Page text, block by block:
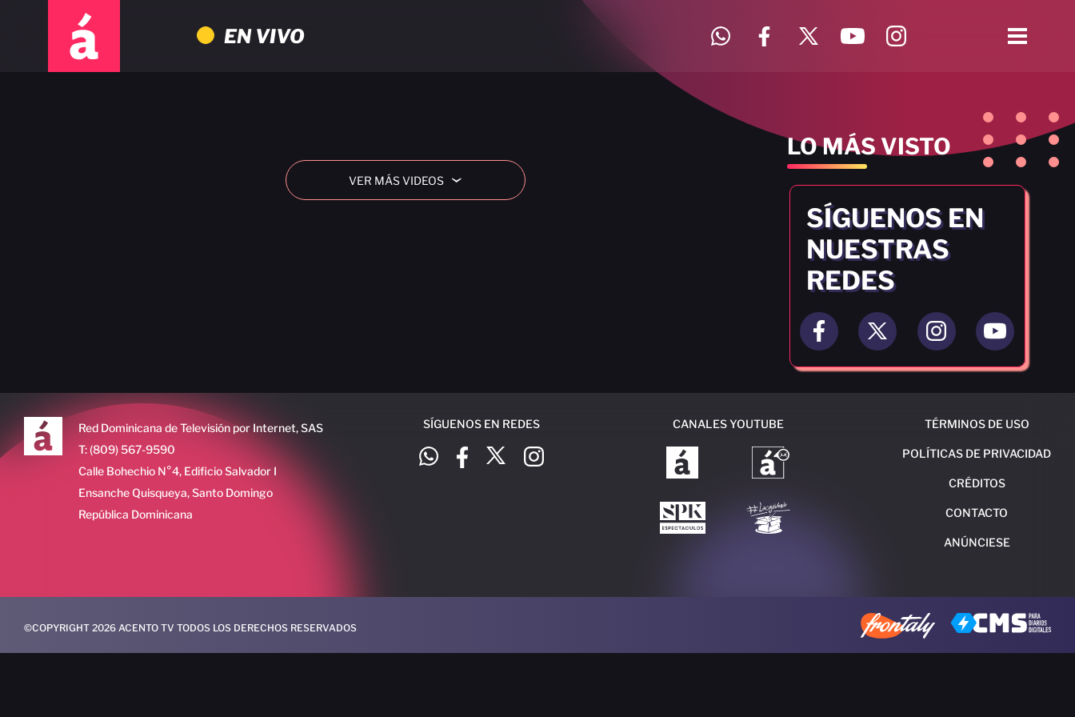
EN VIVO
LO MÁS VISTO
SÍGUENOS EN
NUESTRAS
REDES
VER MÁS VIDEOS ›
Red Dominicana de Televisión por Internet, SAS
T: (809) 567-9590
Calle Bohechio N°4, Edificio Salvador I
Ensanche Quisqueya, Santo Domingo
República Dominicana
CANALES YOUTUBE
SÍGUENOS EN REDES TÉRMINOS DE USO
POLÍTICAS DE PRIVACIDAD
CRÉDITOS
CONTACTO
ANÚNCIESE
©COPYRIGHT 2026 ACENTO TV TODOS LOS DERECHOS RESERVADOS